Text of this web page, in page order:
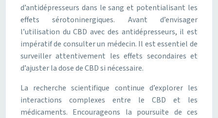
d’antidépresseurs dans le sang et potentialisant les
effets sérotoninergiques. Avant d’envisager
l’utilisation du CBD avec des antidépresseurs, il est
impératif de consulter un médecin. Il est essentiel de
surveiller attentivement les effets secondaires et
d’ajuster la dose de CBD si nécessaire.
La recherche scientifique continue d’explorer les
interactions complexes entre le CBD et les
médicaments. Encourageons la poursuite de ces